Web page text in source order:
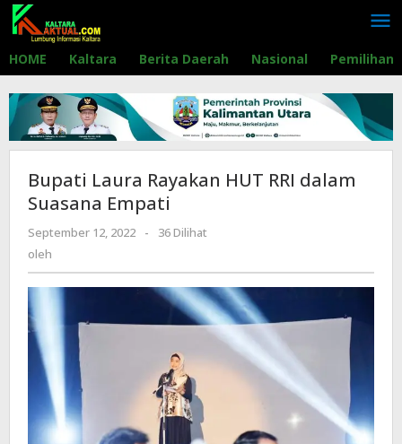
Lewati
konten
HOME Kaltara Berita Daerah Nasional Pemilihan
Bupati Laura Rayakan HUT RRI dalam
Suasana Empati
September 12, 2022 oleh
-
36 Dilihat
oleh